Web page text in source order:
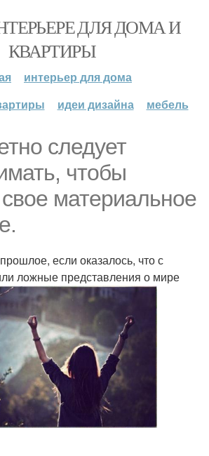
ДЛЯ ДОМА И
КВАРТИРЫ
интерьер для дома
идеи дизайна мебель
следует
чтобы
материальное
если оказалось, что с
ложные представления о мире